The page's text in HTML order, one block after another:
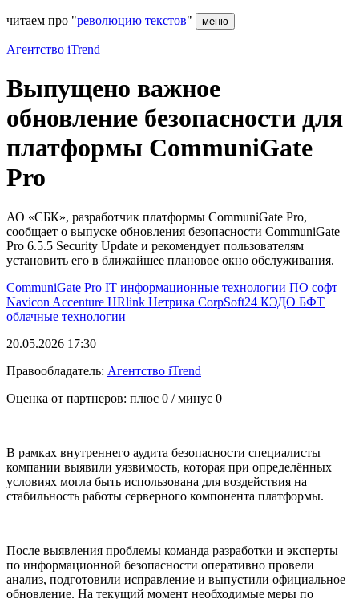
читаем про "революцию текстов" меню
Агентство iTrend
Выпущено важное
обновление безопасности для
платформы CommuniGate
Pro
АО «СБК», разработчик платформы CommuniGate Pro,
сообщает о выпуске обновления безопасности CommuniGate
Pro 6.5.5 Security Update и рекомендует пользователям
установить его в ближайшее плановое окно обслуживания.
CommuniGate Pro IT информационные технологии ПО софт
Navicon Accenture HRlink Нетрика CorpSoft24 КЭДО БФТ
облачные технологии
20.05.2026 17:30
Правообладатель: Агентство iTrend
Оценка от партнеров: плюс 0 / минус 0
В рамках внутреннего аудита безопасности специалисты
компании выявили уязвимость, которая при определённых
условиях могла быть использована для воздействия на
стабильность работы серверного компонента платформы.
После выявления проблемы команда разработки и эксперты
по информационной безопасности оперативно провели
анализ, подготовили исправление и выпустили официальное
обновление. На текущий момент необходимые меры по